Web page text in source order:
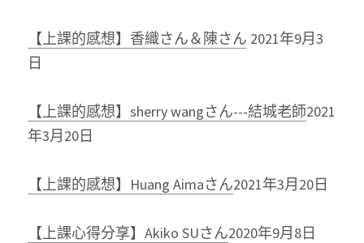
【上課的感想】香織さん＆陳さん 2021年9月3
日
【上課的感想】sherry wangさん---結城老師2021
年3月20日
【上課的感想】Huang Aimaさん2021年3月20日
【上課心得分享】Akiko SUさん2020年9月8日